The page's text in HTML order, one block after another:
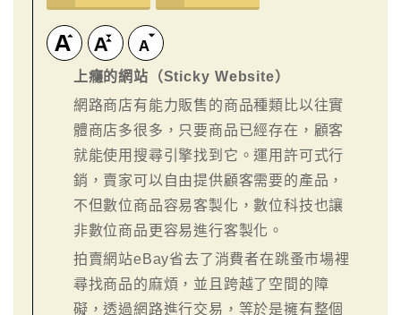
上癮的網站（Sticky Website）
網路商店有能力販售的商品種類比以往實
體商店多很多，只要商品已經存在，顧客
就能使用搜尋引擎找到它。運用許可式行
銷，賣家可以自由提供顧客需要的產品，
不但數位商品容易客製化，數位科技也讓
非數位商品更容易進行客製化。
拍賣網站eBay省去了消費者在跳蚤市場裡
尋找商品的麻煩，並且跨越了空間的障
礙，透過網路進行交易，等於是擁有整個